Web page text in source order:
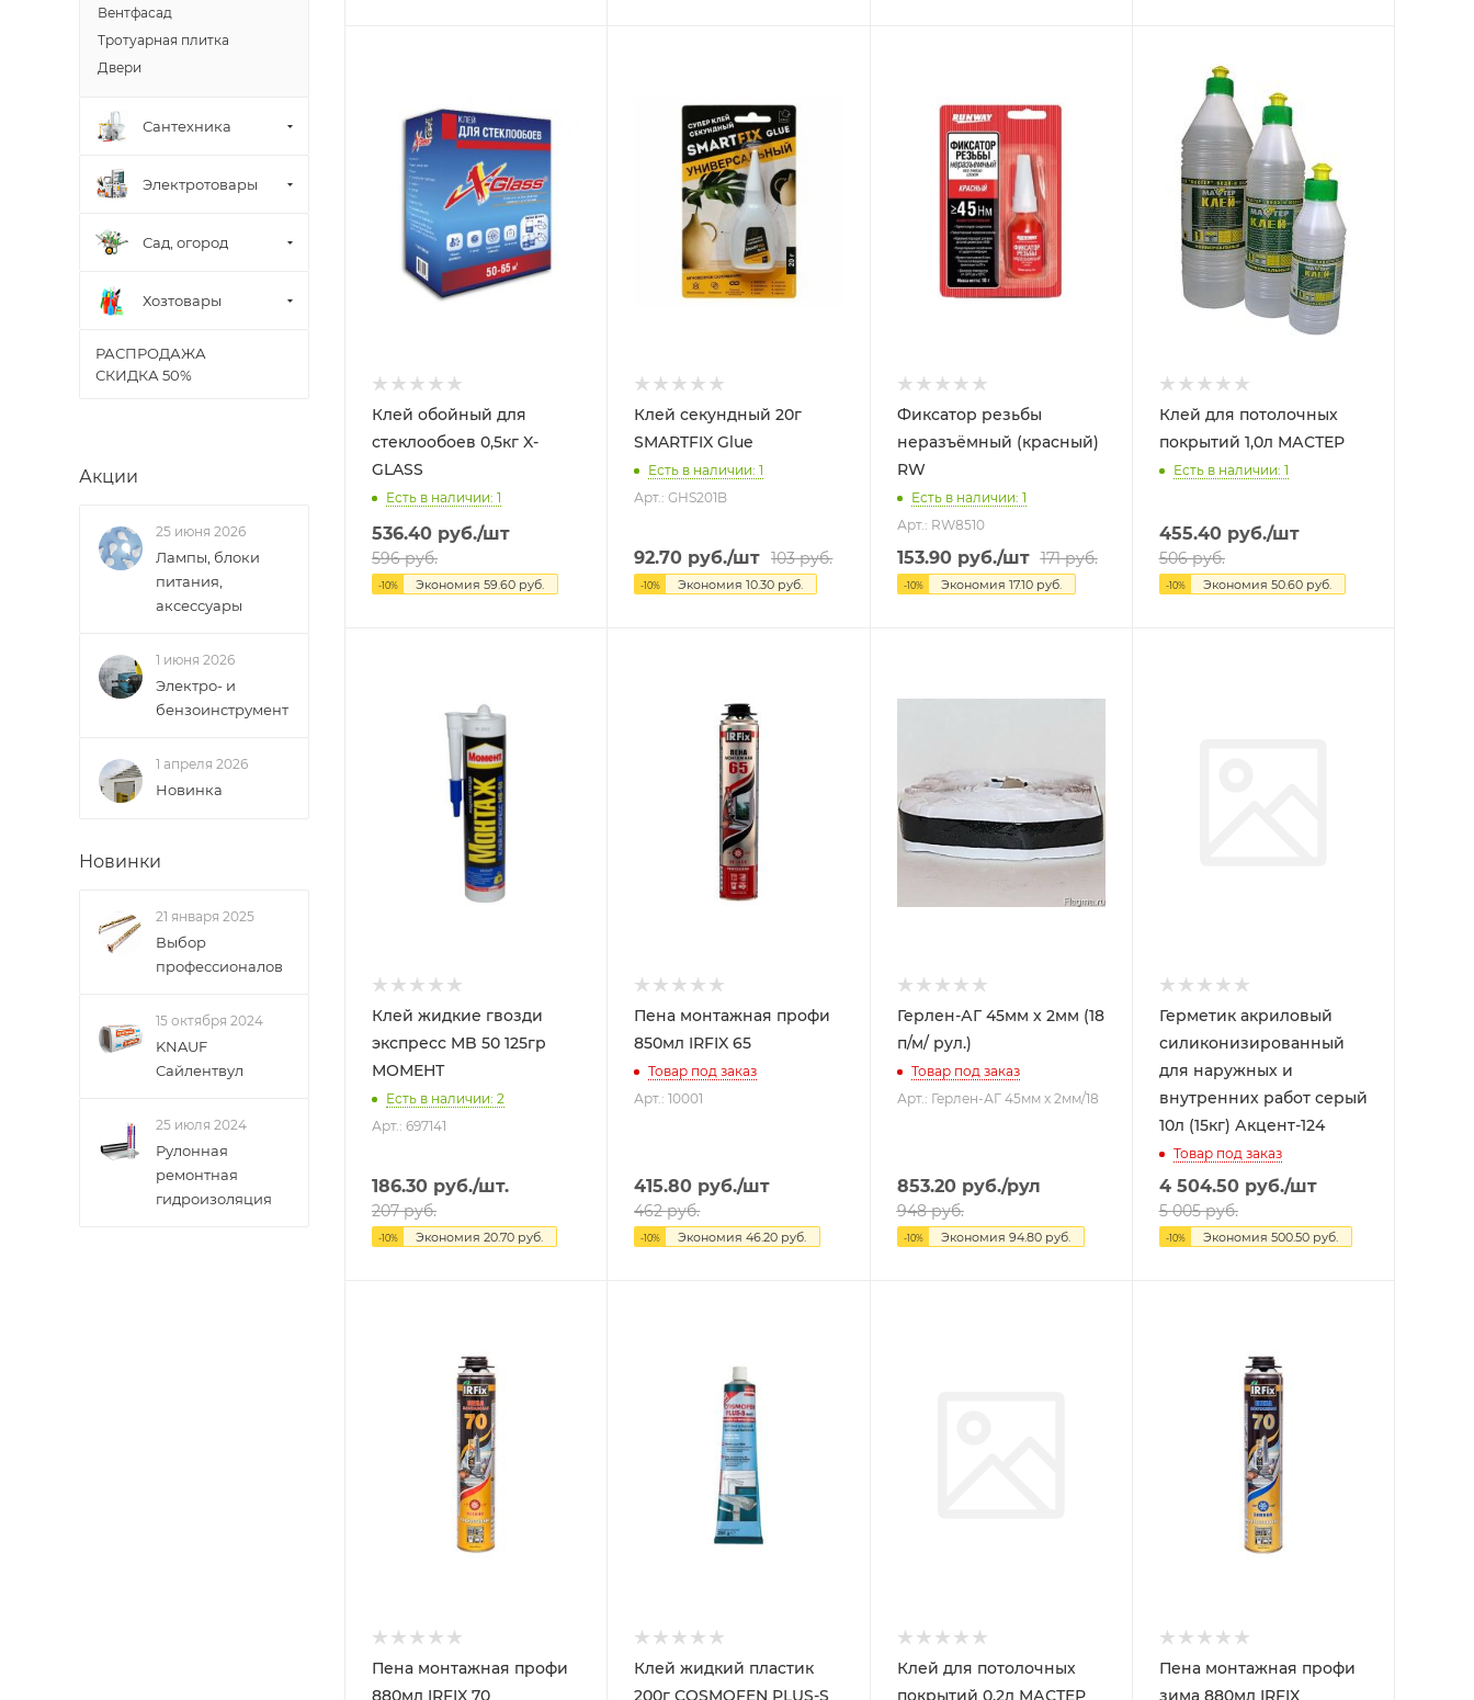
Клей обойный для
стеклообоев 0,5кг X-
GLASS
Есть в наличии: 1
536.40 руб./шт
596руб.
-10% Экономия 59.60 руб.
Клей секундный 20г
SMARTFIX Glue
Есть в наличии: 1
Арт.: GHS201B
92.70 руб./шт 103руб.
-10% Экономия10.30 руб.
Фиксатор резьбы
неразъёмный (красный)
RW
Есть в наличии: 1
Арт.: RW8510
153.90руб./шт 171руб.
-10% Экономия 17.10руб.
Клей для потолочных
покрытий 1,0л МАСТЕР
Есть в наличии: 1
455.40руб./шт
506руб.
-10% Экономия 50.60руб.
Клей жидкие гвозди
экспресс MB 50 125гр
МОМЕНТ
Есть в наличии: 2
Арт.: 697141
186.30 руб./шт.
207руб.
-10% Экономия 20.70 руб.
Пена монтажная профи
850мл IRFIX 65
Товар под заказ
Арт.: 10001
415.80 руб./шт
462руб.
-10% Экономия46.20 руб.
Герлен-АГ 45мм х 2мм (18
п/м/ рул.)
Товар под заказ
Арт.: Герлен-АГ 45мм х 2мм/18
853.20руб./рул
948руб.
-10% Экономия 94.80руб.
Герметик акриловый
силиконизированный
для наружных и
внутренних работ серый
10л (15кг) Акцент-124
Товар под заказ
4 504.50руб./шт
5 005руб.
-10% Экономия 500.50руб.
Пена монтажная профи
880мл IRFIX 70
Клей жидкий пластик
200г COSMOFEN PLUS-S
Клей для потолочных
покрытий 0,2л МАСТЕР
Пена монтажная профи
зима 880мл IRFIX
Вентфасад
Тротуарная плитка
Двери
Сантехника
Электротовары
Сад, огород
Хозтовары
РАСПРОДАЖА
СКИДКА 50%
Акции
25 июня 2026
Лампы, блоки
питания,
аксессуары
1 июня 2026
Электро- и
бензоинструмент
1 апреля 2026
Новинка
Новинки
21 января 2025
Выбор
профессионалов
15 октября 2024
KNAUF
Сайлентвул
25 июля 2024
Рулонная
ремонтная
гидроизоляция